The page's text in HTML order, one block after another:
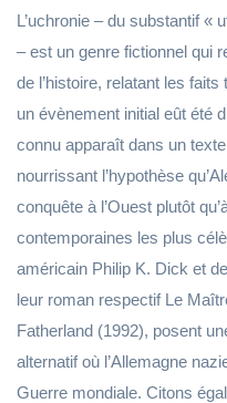
L’uchronie – du substantif «
– est un genre fictionnel qui
de l’histoire, relatant les
un évènement initial eût été
connu apparaît dans un
nourrissant l’hypothèse
conquête à l’Ouest plutôt
contemporaines les plus
américain Philip K. Dick et
leur roman respectif Le
Fatherland (1992), posent
alternatif où l’Allemagne
Guerre mondiale. Citons